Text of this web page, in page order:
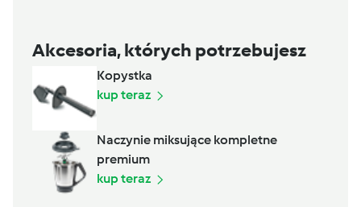
Akcesoria, których potrzebujesz
Kopystka
kup teraz
Naczynie miksujące kompletne
premium
kup teraz